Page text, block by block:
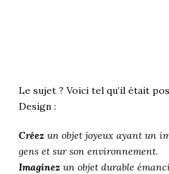
Le sujet ? Voici tel qu’il était
Design :
Créezun objet joyeux ayant un
gens et sur son environnement.
Imaginezun objet durable